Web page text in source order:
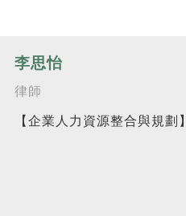
李思怡
律師
【企業人力資源整合與規劃】